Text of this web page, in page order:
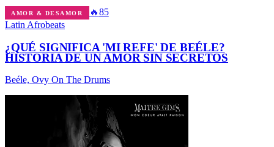
AMOR & DESAMOR 🔥85
Latin Afrobeats
¿QUÉ SIGNIFICA 'MI REFE' DE BEÉLE?
HISTORIA DE UN AMOR SIN SECRETOS
Beéle, Ovy On The Drums